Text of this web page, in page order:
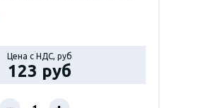
Цена с НДС, руб
123 руб